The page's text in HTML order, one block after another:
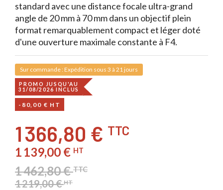
standard avec une distance focale ultra-grand
angle de 20 mm à 70 mm dans un objectif plein
format remarquablement compact et léger doté
d'une ouverture maximale constante à F4.
Sur commande : Expédition sous 3 à 21 jours
PROMO JUSQU'AU
31/08/2026 INCLUS
-80,00 € HT
1 366,80 € TTC
1 139,00 € HT
1 462,80 €TTC
1 219,00 €HT